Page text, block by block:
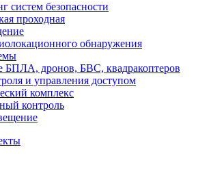
систем безопасности
проходная
обнаружения
БПЛА, дронов, БВС, квадракоптеров
и управления доступом
комплекс
контроль